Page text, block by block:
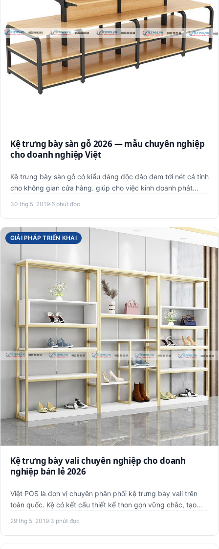
Kệ trưng bày sàn gỗ 2026 — mẫu chuyên nghiệp
cho doanh nghiệp Việt
Kệ trưng bày sàn gỗ có kiểu dáng độc đáo đem tới nét cá tính
cho không gian cửa hàng. giúp cho việc kinh doanh phát
30 thg 5, 2019·6 phút đọc
GIẢI PHÁP TRIỂN KHAI
Kệ trưng bày vali chuyên nghiệp cho doanh
nghiệp bán lẻ 2026
Việt POS là đơn vị chuyên phân phối kệ trưng bày vali trên
toàn quốc. Kệ có kết cấu thiết kế thon gọn vững chắc, tạo
29 thg 5, 2019·3 phút đọc